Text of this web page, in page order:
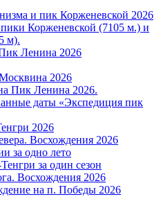
и пик Корженевской 2026
Корженевской (7105 м.) и
м).
Ленина 2026
2026
Пик Ленина 2026.
даты «Экспедиция пик
2026
Восхождения 2026
за одно лето
за один сезон
Восхождения 2026
на п. Победы 2026